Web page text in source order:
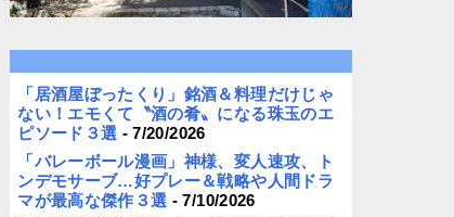
「居酒屋ぼったくり」銘酒＆料理だけじゃ
ない！エモくて〝酒の肴〟になる珠玉のエ
ピソード３選 - 7/20/2026
「バレーボール漫画」神様、変人速攻、ト
ンデモサーブ…好プレー＆戦略や人間ドラ
マが最高な傑作３選 - 7/10/2026